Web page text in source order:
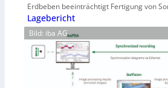
Erdbeben beeinträchtigt Fertigung von
Lagebericht
Bild: iba AG